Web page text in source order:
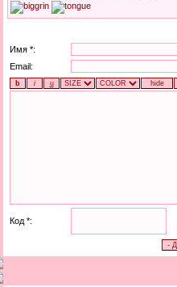
Имя *:
Email:
Код *: